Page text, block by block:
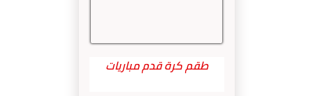
طقم كرة قدم مباريات